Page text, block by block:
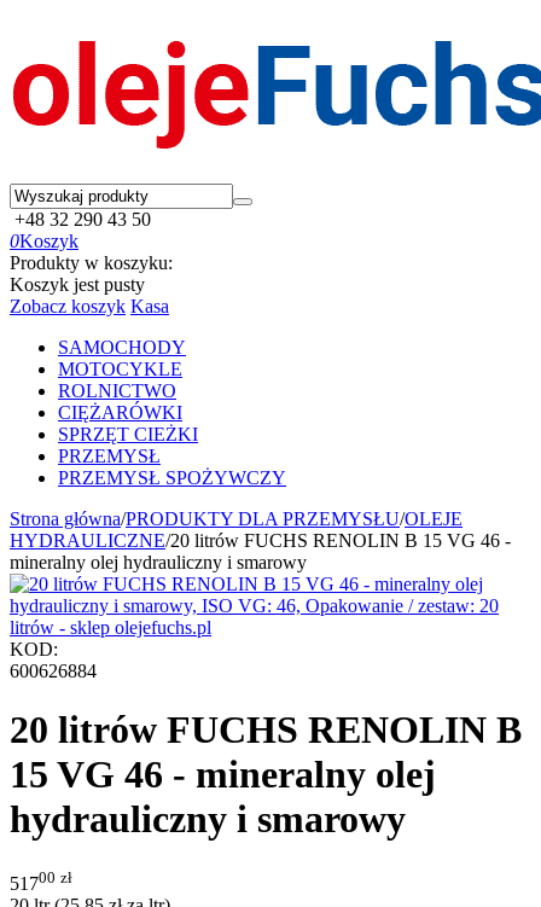
+48 32 290 43 50
0Koszyk
Produkty w koszyku:
Koszyk jest pusty
Zobacz koszyk Kasa
SAMOCHODY
MOTOCYKLE
ROLNICTWO
CIĘŻARÓWKI
SPRZĘT CIEŻKI
PRZEMYSŁ
PRZEMYSŁ SPOŻYWCZY
Strona główna/PRODUKTY DLA PRZEMYSŁU/OLEJE
HYDRAULICZNE/20 litrów FUCHS RENOLIN B 15 VG 46 -
mineralny olej hydrauliczny i smarowy
KOD:
600626884
20 litrów FUCHS RENOLIN B
15 VG 46 - mineralny olej
hydrauliczny i smarowy
51700 zł